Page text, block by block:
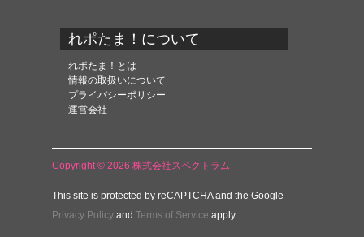
れポたま！について
れポたま！とは
情報の取扱いについて
プライバシーポリシー
運営会社
Copyright © 2026 株式会社スペクトラム
This site is protected by reCAPTCHA and the Google
Privacy Policy and Terms of Service apply.